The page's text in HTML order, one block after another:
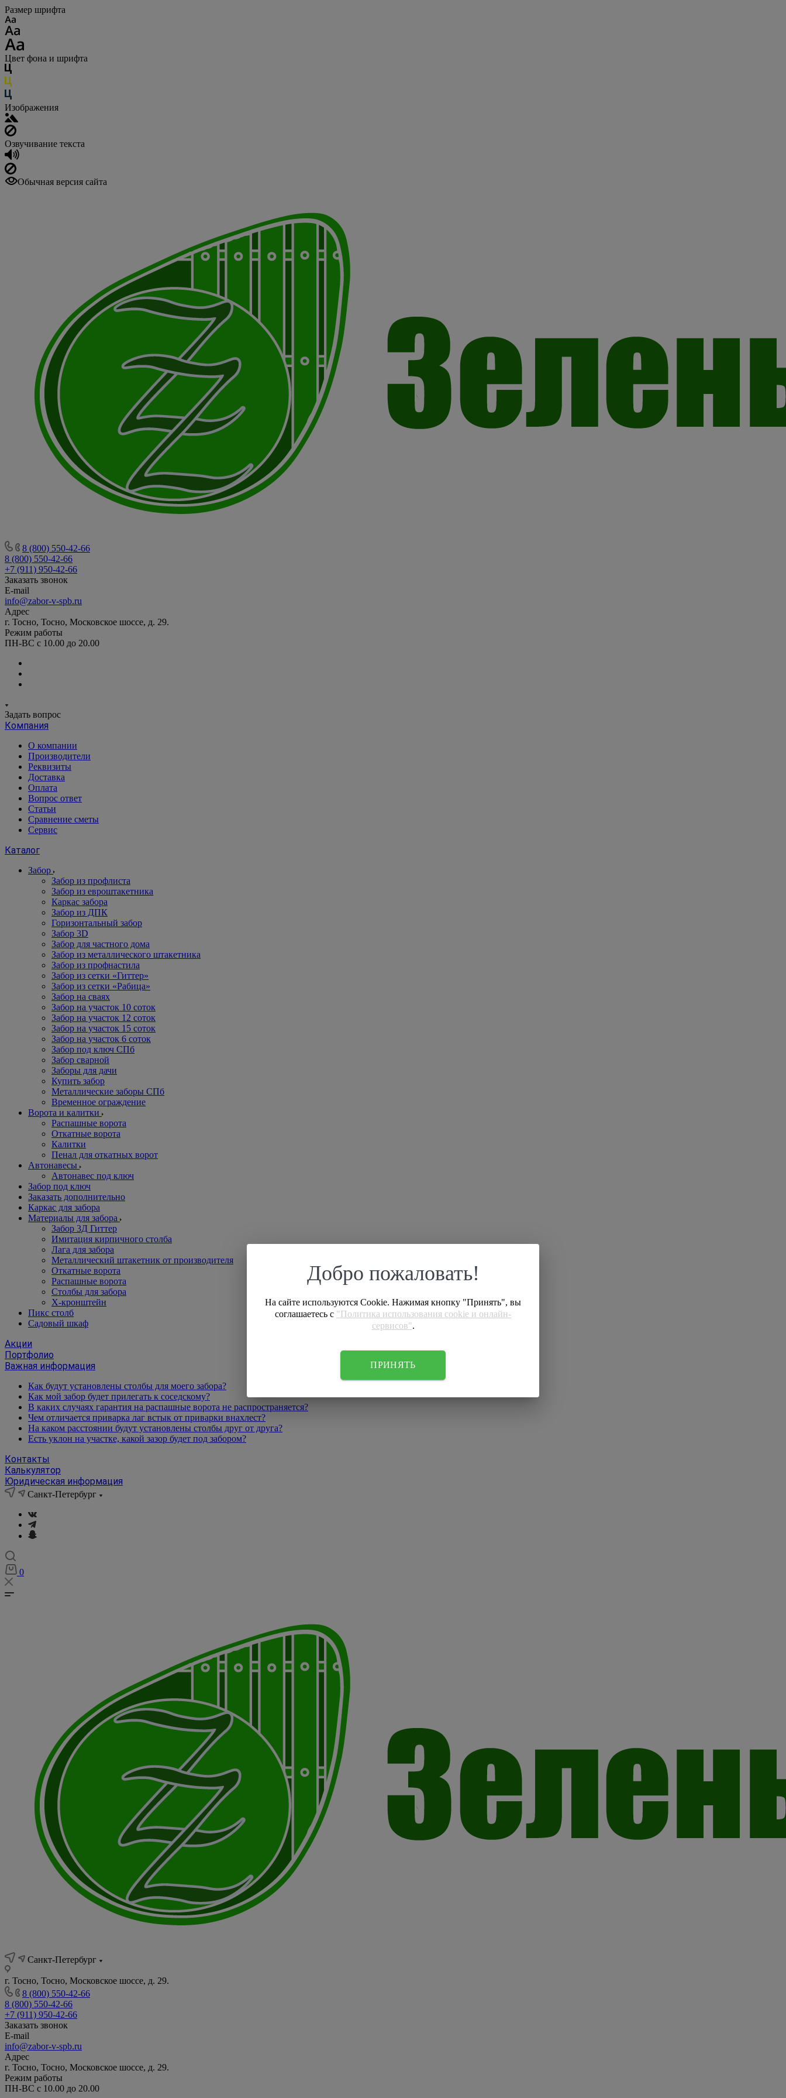
Размер шрифта
Цвет фона и шрифта
Изображения
Озвучивание текста
Обычная версия сайта
8 (800) 550-42-66
8 (800) 550-42-66
+7 (911) 950-42-66
Заказать звонок
E-mail
info@zabor-v-spb.ru
Адрес
г. Тосно, Тосно, Московское шоссе, д. 29.
Режим работы
ПН-ВС с 10.00 до 20.00
Задать вопрос
Компания
О компании
Производители
Реквизиты
Доставка
Оплата
Вопрос ответ
Статьи
Сравнение сметы
Сервис
Каталог
Забор
Забор из профлиста
Забор из евроштакетника
Каркас забора
Забор из ДПК
Горизонтальный забор
Забор 3D
Забор для частного дома
Забор из металлического штакетника
Забор из профнастила
Забор из сетки «Гиттер»
Забор из сетки «Рабица»
Забор на сваях
Забор на участок 10 соток
Забор на участок 12 соток
Забор на участок 15 соток
Забор на участок 6 соток
Забор под ключ СПб
Забор сварной
Заборы для дачи
Купить забор
Металлические заборы СПб
Временное ограждение
Ворота и калитки
Распашные ворота
Откатные ворота
Калитки
Пенал для откатных ворот
Автонавесы
Автонавес под ключ
Забор под ключ
Заказать дополнительно
Каркас для забора
Материалы для забора
Забор 3Д Гиттер
Имитация кирпичного столба
Лага для забора
Металлический штакетник от производителя
Откатные ворота
Распашные ворота
Столбы для забора
Х-кронштейн
Пикс столб
Садовый шкаф
Акции
Портфолио
Важная информация
Как будут установлены столбы для моего забора?
Как мой забор будет прилегать к соседскому?
В каких случаях гарантия на распашные ворота не распространяется?
Чем отличается приварка лаг встык от приварки внахлест?
На каком расстоянии будут установлены столбы друг от друга?
Есть уклон на участке, какой зазор будет под забором?
Контакты
Калькулятор
Юридическая информация
Санкт-Петербург
0
Санкт-Петербург
г. Тосно, Тосно, Московское шоссе, д. 29.
8 (800) 550-42-66
8 (800) 550-42-66
+7 (911) 950-42-66
Заказать звонок
E-mail
info@zabor-v-spb.ru
Адрес
г. Тосно, Тосно, Московское шоссе, д. 29.
Режим работы
ПН-ВС с 10.00 до 20.00
Добро пожаловать!
На сайте используются Cookie. Нажимая кнопку "Принять", вы
соглашаетесь с "Политика использования cookie и онлайн-
сервисов".
ПРИНЯТЬ